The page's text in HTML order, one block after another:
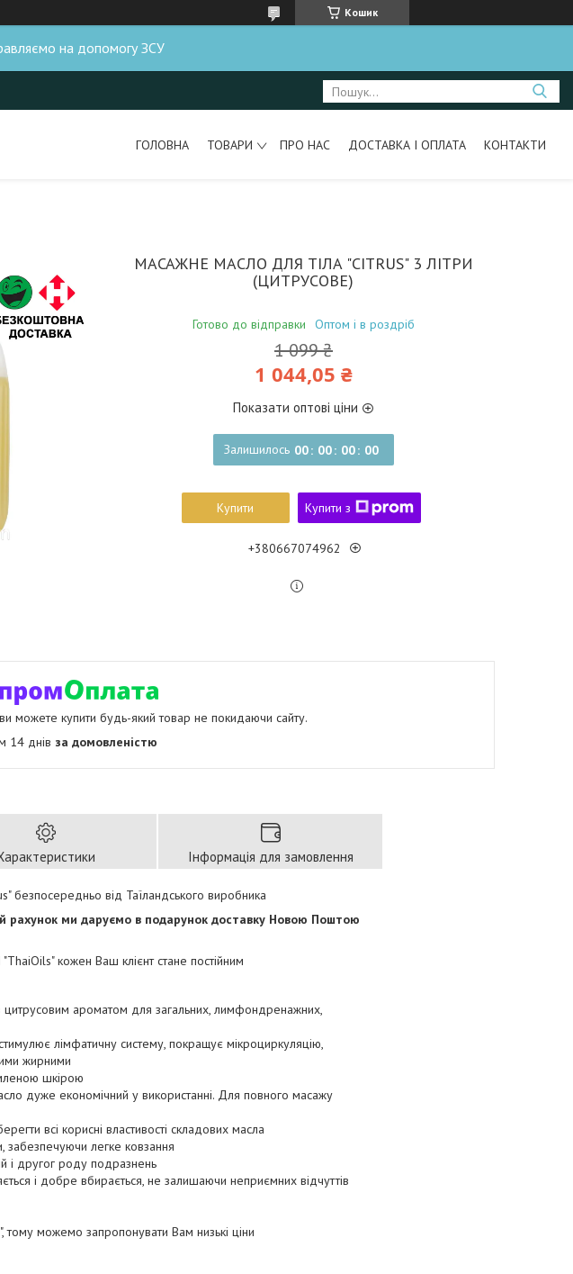
Кошик
на допомогу ЗСУ
ГОЛОВНА ТОВАРИ ПРО НАС ДОСТАВКА І ОПЛАТА КОНТАКТИ
МАСАЖНЕ МАСЛО ДЛЯ ТІЛА "CITRUS" 3 ЛІТРИ
(ЦИТРУСОВЕ)
Готово до відправки Оптом і в роздріб
1 099 ₴
1 044,05 ₴
Показати оптові ціни
Залишилось 00 00 00 00
Купити Купити з
+380667074962
можете купити будь-який товар не покидаючи сайту.
14 днів за домовленістю
Інформація для замовлення
безпосередньо від Таїландського виробника
рахунок ми даруємо в подарунок доставку Новою Поштою
кожен Ваш клієнт стане постійним
цитрусовим ароматом для загальних, лимфондренажних,
лімфатичну систему, покращує мікроциркуляцію,
жирними
шкірою
дуже економічний у використанні. Для повного масажу
всі корисні властивості складових масла
забезпечуючи легке ковзання
і другог роду подразнень
і добре вбирається, не залишаючи неприємних відчуттів
можемо запропонувати Вам низькі ціни